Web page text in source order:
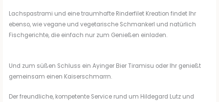
Lachspastrami und eine traumhafte Rinderfilet Kreation findet Ihr
ebenso, wie vegane und vegetarische Schmankerl und natürlich
Fischgerichte, die einfach nur zum Genießen einladen.
Und zum süßen Schluss ein Ayinger Bier Tiramisu oder Ihr genießt
gemeinsam einen Kaiserschmarrn.
Der freundliche, kompetente Service rund um Hildegard Lutz und